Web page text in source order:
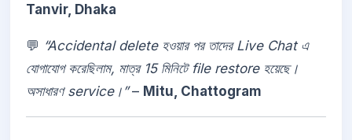
Tanvir, Dhaka
💬 “Accidental delete হওয়ার পর তাদের Live Chat এ
যোগাযোগ করেছিলাম, মাত্র 15 মিনিটে file restore হয়েছে।
অসাধারণ service।”– Mitu, Chattogram